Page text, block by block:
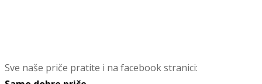
Sve naše priče pratite i na facebook stranici: